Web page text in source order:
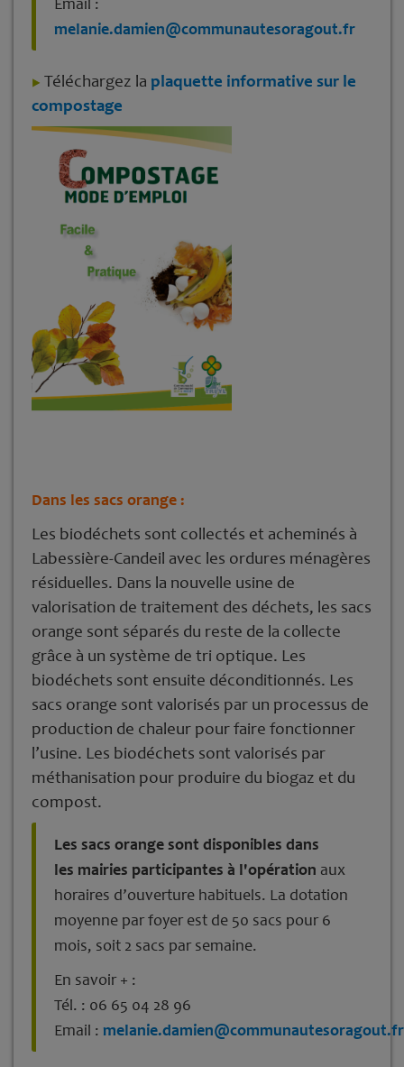
melanie.damien@communautesoragout.fr
Téléchargez la plaquette informative sur le
compostage
Dans les sacs orange :
Les biodéchets sont collectés et acheminés à
Labessière-Candeil avec les ordures ménagères
résiduelles. Dans la nouvelle usine de
valorisation de traitement des déchets, les sacs
orange sont séparés du reste de la collecte
grâce à un système de tri optique. Les
biodéchets sont ensuite déconditionnés. Les
sacs orange sont valorisés par un processus de
production de chaleur pour faire fonctionner
l’usine. Les biodéchets sont valorisés par
méthanisation pour produire du biogaz et du
compost.
Les sacs orange sont disponibles dans
les mairies participantes à l'opération aux
horaires d’ouverture habituels. La dotation
moyenne par foyer est de 50 sacs pour 6
mois, soit 2 sacs par semaine.
En savoir + :
Tél. : 06 65 04 28 96
Email : melanie.damien@communautesoragout.fr